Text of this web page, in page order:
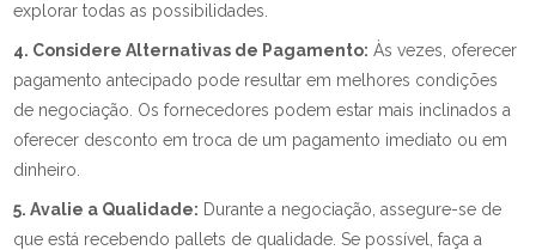
explorar todas as possibilidades.
4. Considere Alternativas de Pagamento: Às vezes, oferecer
pagamento antecipado pode resultar em melhores condições
de negociação. Os fornecedores podem estar mais inclinados a
oferecer desconto em troca de um pagamento imediato ou em
dinheiro.
5. Avalie a Qualidade: Durante a negociação, assegure-se de
que está recebendo pallets de qualidade. Se possível, faça a